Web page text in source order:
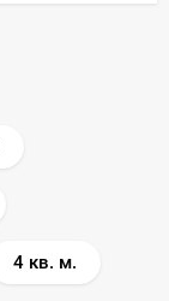
4 кв. м.